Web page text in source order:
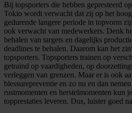
Bij topsporters die hebben gepresteerd
Tokio wordt verwacht dat zij op het
gedurende langere periode in topvorm
ook verwacht van medewerkers. Denk
behalen van targets en dagelijks
deadlines te behalen. Daarom kan het
topsporters. Topsporters trainen op
getraind op vaardigheden, op
verleggen van grenzen. Maar er is ook
blessurepreventie en zo nu en dan
rustmomenten en herstelmomenten kun
topprestaties leveren. Dus, luister goed